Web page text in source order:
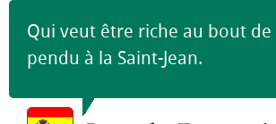
Qui veut être riche au bout de
pendu à la Saint-Jean.